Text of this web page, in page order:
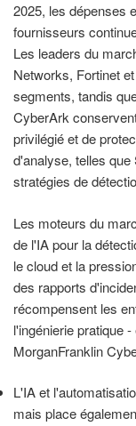
2025, les dépenses
fournisseurs
Les leaders du
Networks, Fortinet
segments, tandis
CyberArk
privilégié et de
d'analyse, telles
stratégies de
Les moteurs du
de l'IA pour la
le cloud et la
des rapports
récompensent les
l'ingénierie pratique
MorganFranklin
L'IA et
mais place